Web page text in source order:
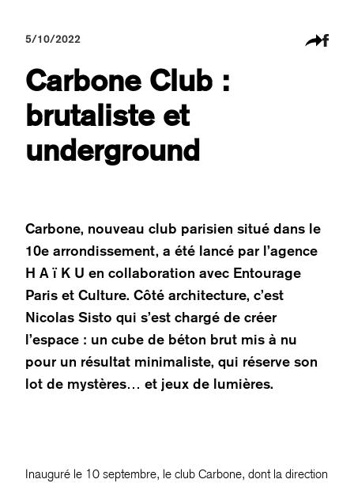
5/10/2022
Carbone Club :
brutaliste et
underground
Carbone, nouveau club parisien situé dans le
10e arrondissement, a été lancé par l’agence
H A ï K U en collaboration avec Entourage
Paris et Culture. Côté architecture, c’est
Nicolas Sisto qui s’est chargé de créer
l’espace : un cube de béton brut mis à nu
pour un résultat minimaliste, qui réserve son
lot de mystères… et jeux de lumières.
Inauguré le 10 septembre, le club Carbone, dont la direction